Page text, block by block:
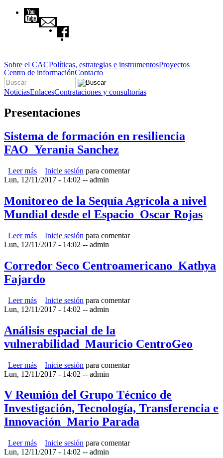
Pasar al contenido principal
Sobre el CACPolíticas, estrategias e instrumentosProyectos
Centro de informaciónContacto
Formulario de búsqueda
Buscar
NoticiasEnlacesContrataciones y consultorías
Presentaciones
Sistema de formación en resiliencia
FAO_Yerania Sanchez
Leer más sobre Sistema de formación en resiliencia FAO_Yerania
Sanchez
Inicie sesión para comentar
Lun, 12/11/2017 - 14:02 -- admin
Monitoreo de la Sequía Agrícola a nivel
Mundial desde el Espacio_Oscar Rojas
Leer más sobre Monitoreo de la Sequía Agrícola a nivel Mundial
desde el Espacio_Oscar Rojas
Inicie sesión para comentar
Lun, 12/11/2017 - 14:02 -- admin
Corredor Seco Centroamericano_Kathya
Fajardo
Leer más sobre Corredor Seco Centroamericano_Kathya Fajardo
Inicie sesión para comentar
Lun, 12/11/2017 - 14:02 -- admin
Análisis espacial de la
vulnerabilidad_Mauricio CentroGeo
Leer más sobre Análisis espacial de la vulnerabilidad_Mauricio
CentroGeo
Inicie sesión para comentar
Lun, 12/11/2017 - 14:02 -- admin
V Reunión del Grupo Técnico de
Investigación, Tecnología, Transferencia e
Innovación_Mario Parada
Leer más sobre V Reunión del Grupo Técnico de Investigación,
Tecnología, Transferencia e Innovación_Mario Parada
Inicie sesión para comentar
Lun, 12/11/2017 - 14:02 -- admin